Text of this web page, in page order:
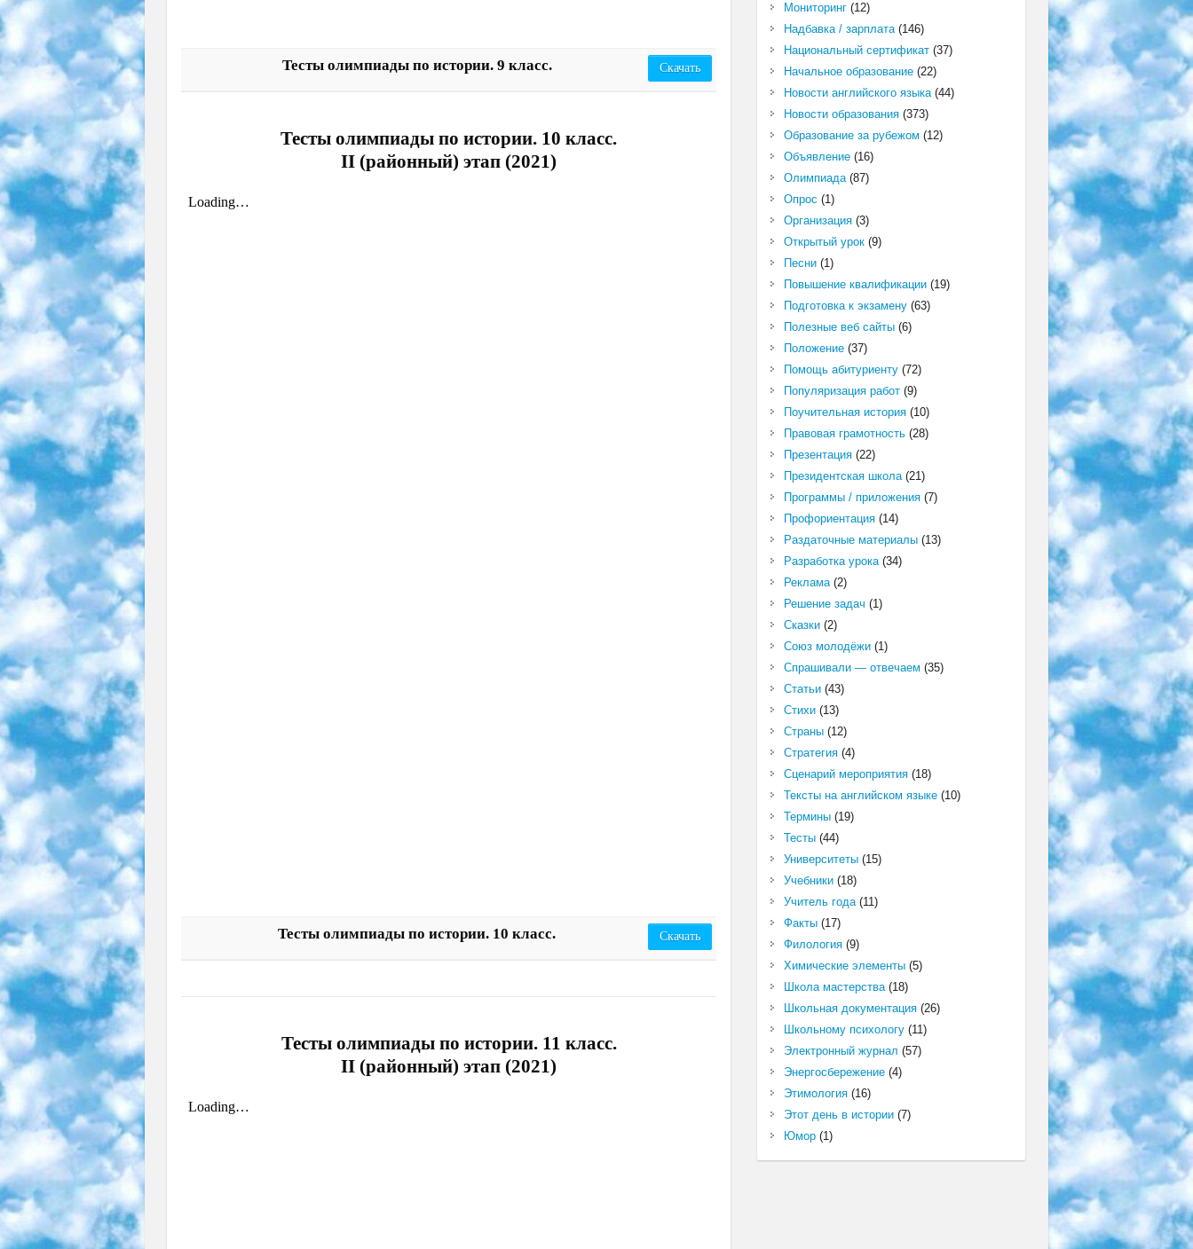
Тесты олимпиады по истории. 9 класс. Скачать
Тесты олимпиады по истории. 10 класс.
II (районный) этап (2021)
Тесты олимпиады по истории. 10 класс. Скачать
Тесты олимпиады по истории. 11 класс.
II (районный) этап (2021)
Мониторинг(12)
Надбавка / зарплата(146)
Национальный сертификат(37)
Начальное образование(22)
Новости английского языка(44)
Новости образования(373)
Образование за рубежом (12)
Объявление(16)
Олимпиада(87)
Опрос (1)
Организация(3)
Открытый урок(9)
Песни(1)
Повышение квалификации(19)
Подготовка к экзамену(63)
Полезные веб сайты(6)
Положение(37)
Помощь абитуриенту(72)
Популяризация работ(9)
Поучительная история(10)
Правовая грамотность(28)
Презентация(22)
Президентская школа(21)
Программы / приложения(7)
Профориентация(14)
Раздаточные материалы(13)
Разработка урока(34)
Реклама(2)
Решение задач (1)
Сказки(2)
Союз молодёжи(1)
Спрашивали — отвечаем (35)
Статьи(43)
Стихи(13)
Страны(12)
Стратегия(4)
Сценарий мероприятия(18)
Тексты на английском языке(10)
Термины(19)
Тесты(44)
Университеты(15)
Учебники(18)
Учитель года(11)
Факты(17)
Филология(9)
Химические элементы(5)
Школа мастерства(18)
Школьная документация(26)
Школьному психологу(11)
Электронный журнал (57)
Энергосбережение(4)
Этимология(16)
Этот день в истории(7)
Юмор(1)